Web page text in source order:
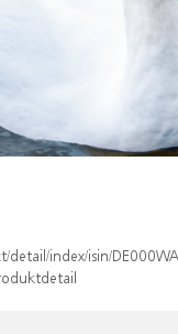
index/isin/